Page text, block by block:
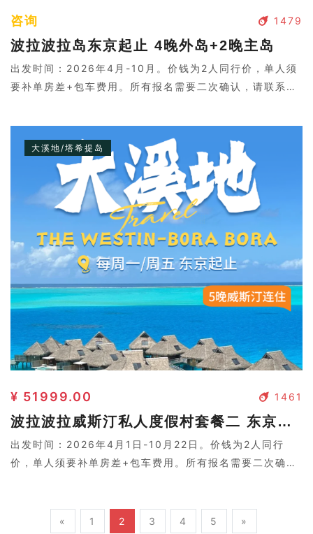
1479
咨询
波拉波拉岛东京起止 4晚外岛+2晚主岛
出发时间：2026年4月-10月。价钱为2人同行价，单人须
要补单房差+包车费用。所有报名需要二次确认，请联系客
大溪地/塔希提岛
1461
¥ 51999.00
波拉波拉威斯汀私人度假村套餐二 东京起止
出发时间：2026年4月1日-10月22日。价钱为2人同行
价，单人须要补单房差+包车费用。所有报名需要二次确
« 1 2 3 4 5 »